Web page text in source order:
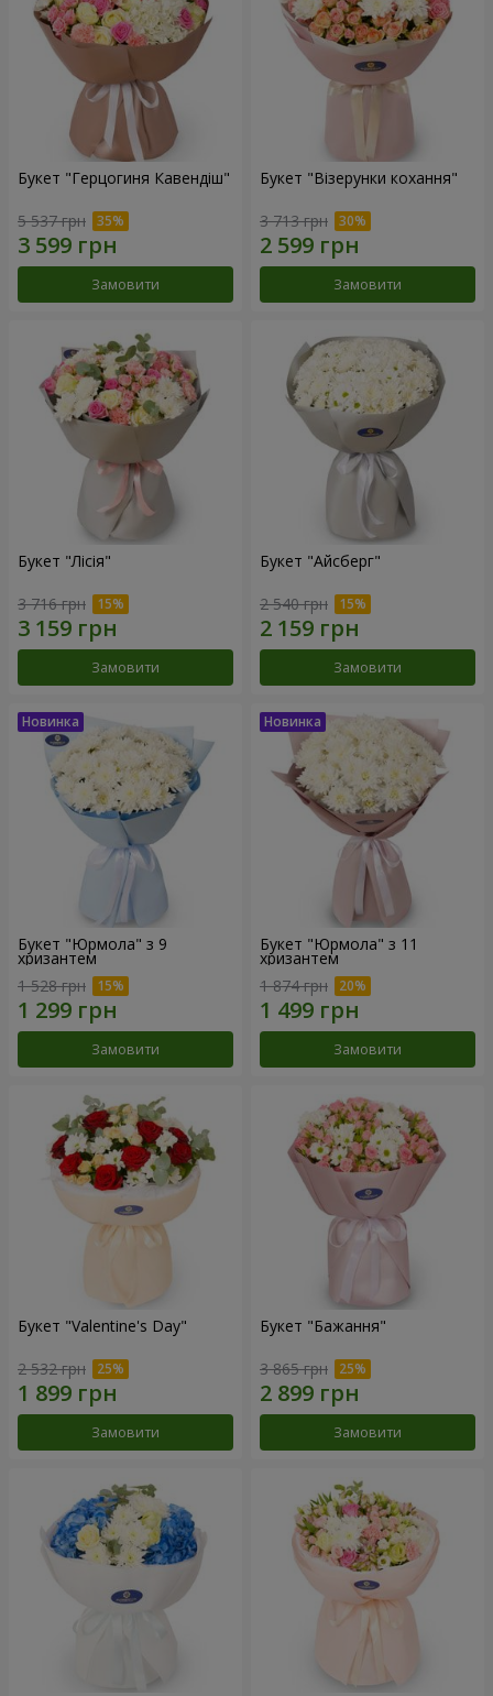
Букет "Герцогиня Кавендіш"
5 537 грн
Замовити
Букет "Візерунки кохання"
3 713 грн
Замовити
Букет "Лісія"
3 716 грн
Замовити
Букет "Айсберг"
2 540 грн
Замовити
Букет "Юрмола" з 9
хризантем
1 528 грн
Замовити
Букет "Юрмола" з 11
хризантем
1 874 грн
Замовити
Букет "Valentine's Day"
2 532 грн
Замовити
Букет "Бажання"
3 865 грн
Замовити